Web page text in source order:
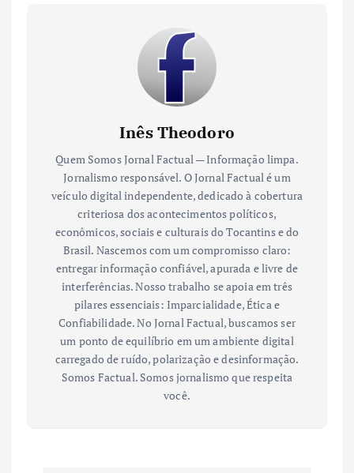
Inês Theodoro
Quem Somos Jornal Factual — Informação limpa.
Jornalismo responsável. O Jornal Factual é um
veículo digital independente, dedicado à cobertura
criteriosa dos acontecimentos políticos,
econômicos, sociais e culturais do Tocantins e do
Brasil. Nascemos com um compromisso claro:
entregar informação confiável, apurada e livre de
interferências. Nosso trabalho se apoia em três
pilares essenciais: Imparcialidade, Ética e
Confiabilidade. No Jornal Factual, buscamos ser
um ponto de equilíbrio em um ambiente digital
carregado de ruído, polarização e desinformação.
Somos Factual. Somos jornalismo que respeita
você.